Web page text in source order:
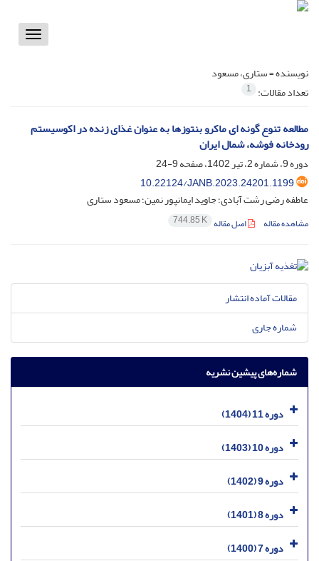
Toggle
نویسنده =ستاری، مسعود
تعداد مقالات: 1
مطالعه تنوع گونه ای ماکرو بنتوزها به عنوان غذای زنده در اکوسیستم
رودخانه فوشه، شمال ایران
دوره 9، شماره 2، تیر 1402، صفحه
9-24
10.22124/JANB.2023.24201.1199
عاطفه رضی رشت آبادی؛ جاوید ایمانپور نمین؛ مسعود ستاری
مشاهده مقاله اصل مقاله 744.85 K
مقالات آماده انتشار
شماره جاری
شماره‌های پیشین نشریه
دوره 11 (1404)
دوره 10 (1403)
دوره 9 (1402)
دوره 8 (1401)
دوره 7 (1400)